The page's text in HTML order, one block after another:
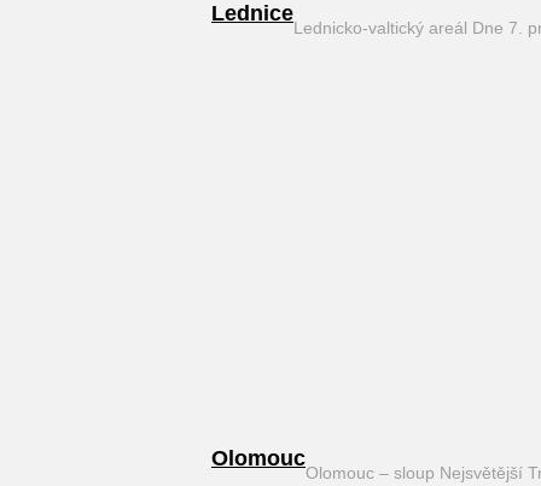
Lednice
Lednicko-valtický areál Dne 7.
Olomouc
Olomouc – sloup Nejsvětější